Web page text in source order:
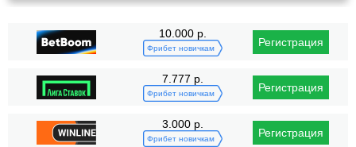
10.000 р.
Фрибет новичкам Регистрация
7.777 р.
Фрибет новичкам Регистрация
3.000 р.
Фрибет новичкам Регистрация